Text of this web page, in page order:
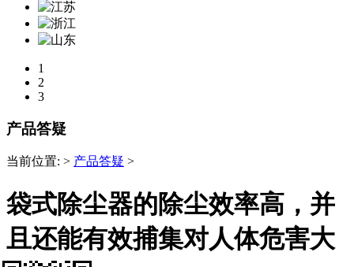
1
2
3
产品答疑
当前位置: > 产品答疑 >
袋式除尘器的除尘效率高，并
且还能有效捕集对人体危害大